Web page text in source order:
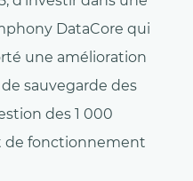
DataCore qui
une amélioration
sauvegarde des
des 1 000
de fonctionnement